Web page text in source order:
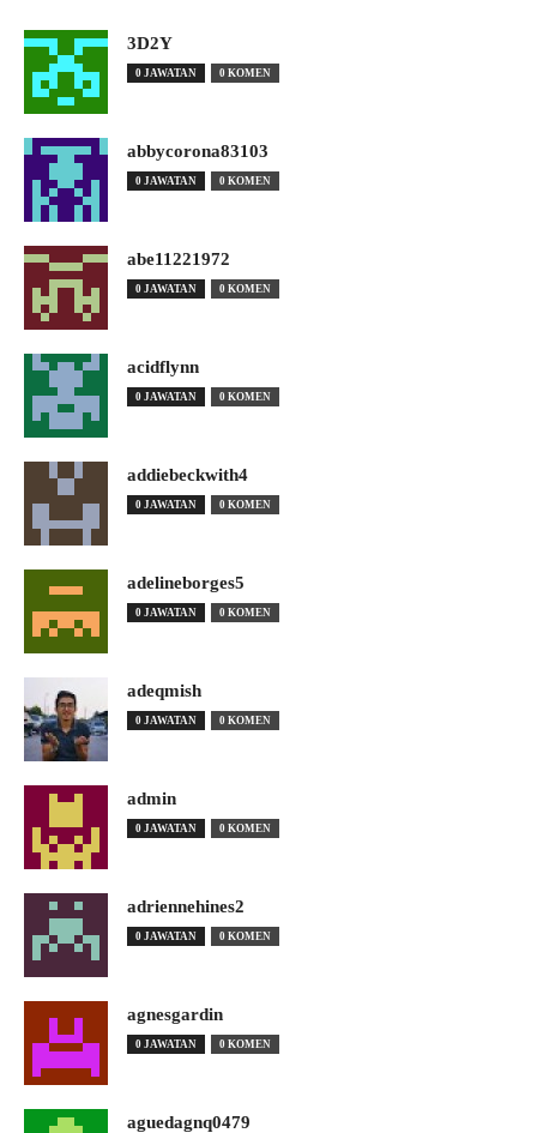
3D2Y
0 JAWATAN 0 KOMEN
abbycorona83103
0 JAWATAN 0 KOMEN
abe11221972
0 JAWATAN 0 KOMEN
acidflynn
0 JAWATAN 0 KOMEN
addiebeckwith4
0 JAWATAN 0 KOMEN
adelineborges5
0 JAWATAN 0 KOMEN
adeqmish
0 JAWATAN 0 KOMEN
admin
0 JAWATAN 0 KOMEN
adriennehines2
0 JAWATAN 0 KOMEN
agnesgardin
0 JAWATAN 0 KOMEN
aguedagnq0479